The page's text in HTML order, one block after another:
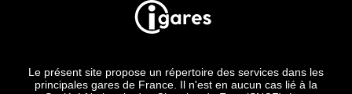
Le présent site propose un répertoire des services dans les
principales gares de France. Il n'est en aucun cas lié à la